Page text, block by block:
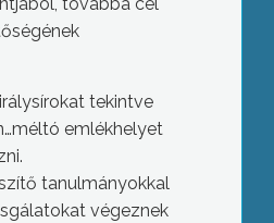
tekintve
emlékhelyet
tanulmányokkal
végeznek